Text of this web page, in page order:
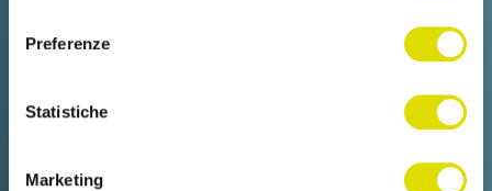
Preferenze
Statistiche
Marketing